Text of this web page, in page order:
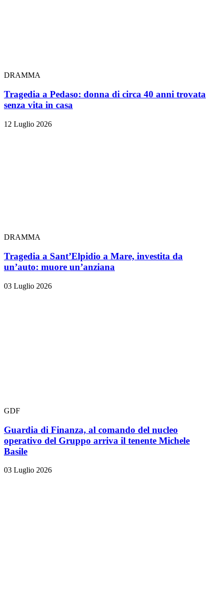
DRAMMA
Tragedia a Pedaso: donna di circa 40 anni trovata
senza vita in casa
12 Luglio 2026
DRAMMA
Tragedia a Sant’Elpidio a Mare, investita da
un’auto: muore un’anziana
03 Luglio 2026
GDF
Guardia di Finanza, al comando del nucleo
operativo del Gruppo arriva il tenente Michele
Basile
03 Luglio 2026